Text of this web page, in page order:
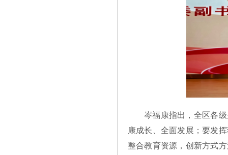
岑福康指出，全区各
康成长、全面发展；要发
整合教育资源，创新方式